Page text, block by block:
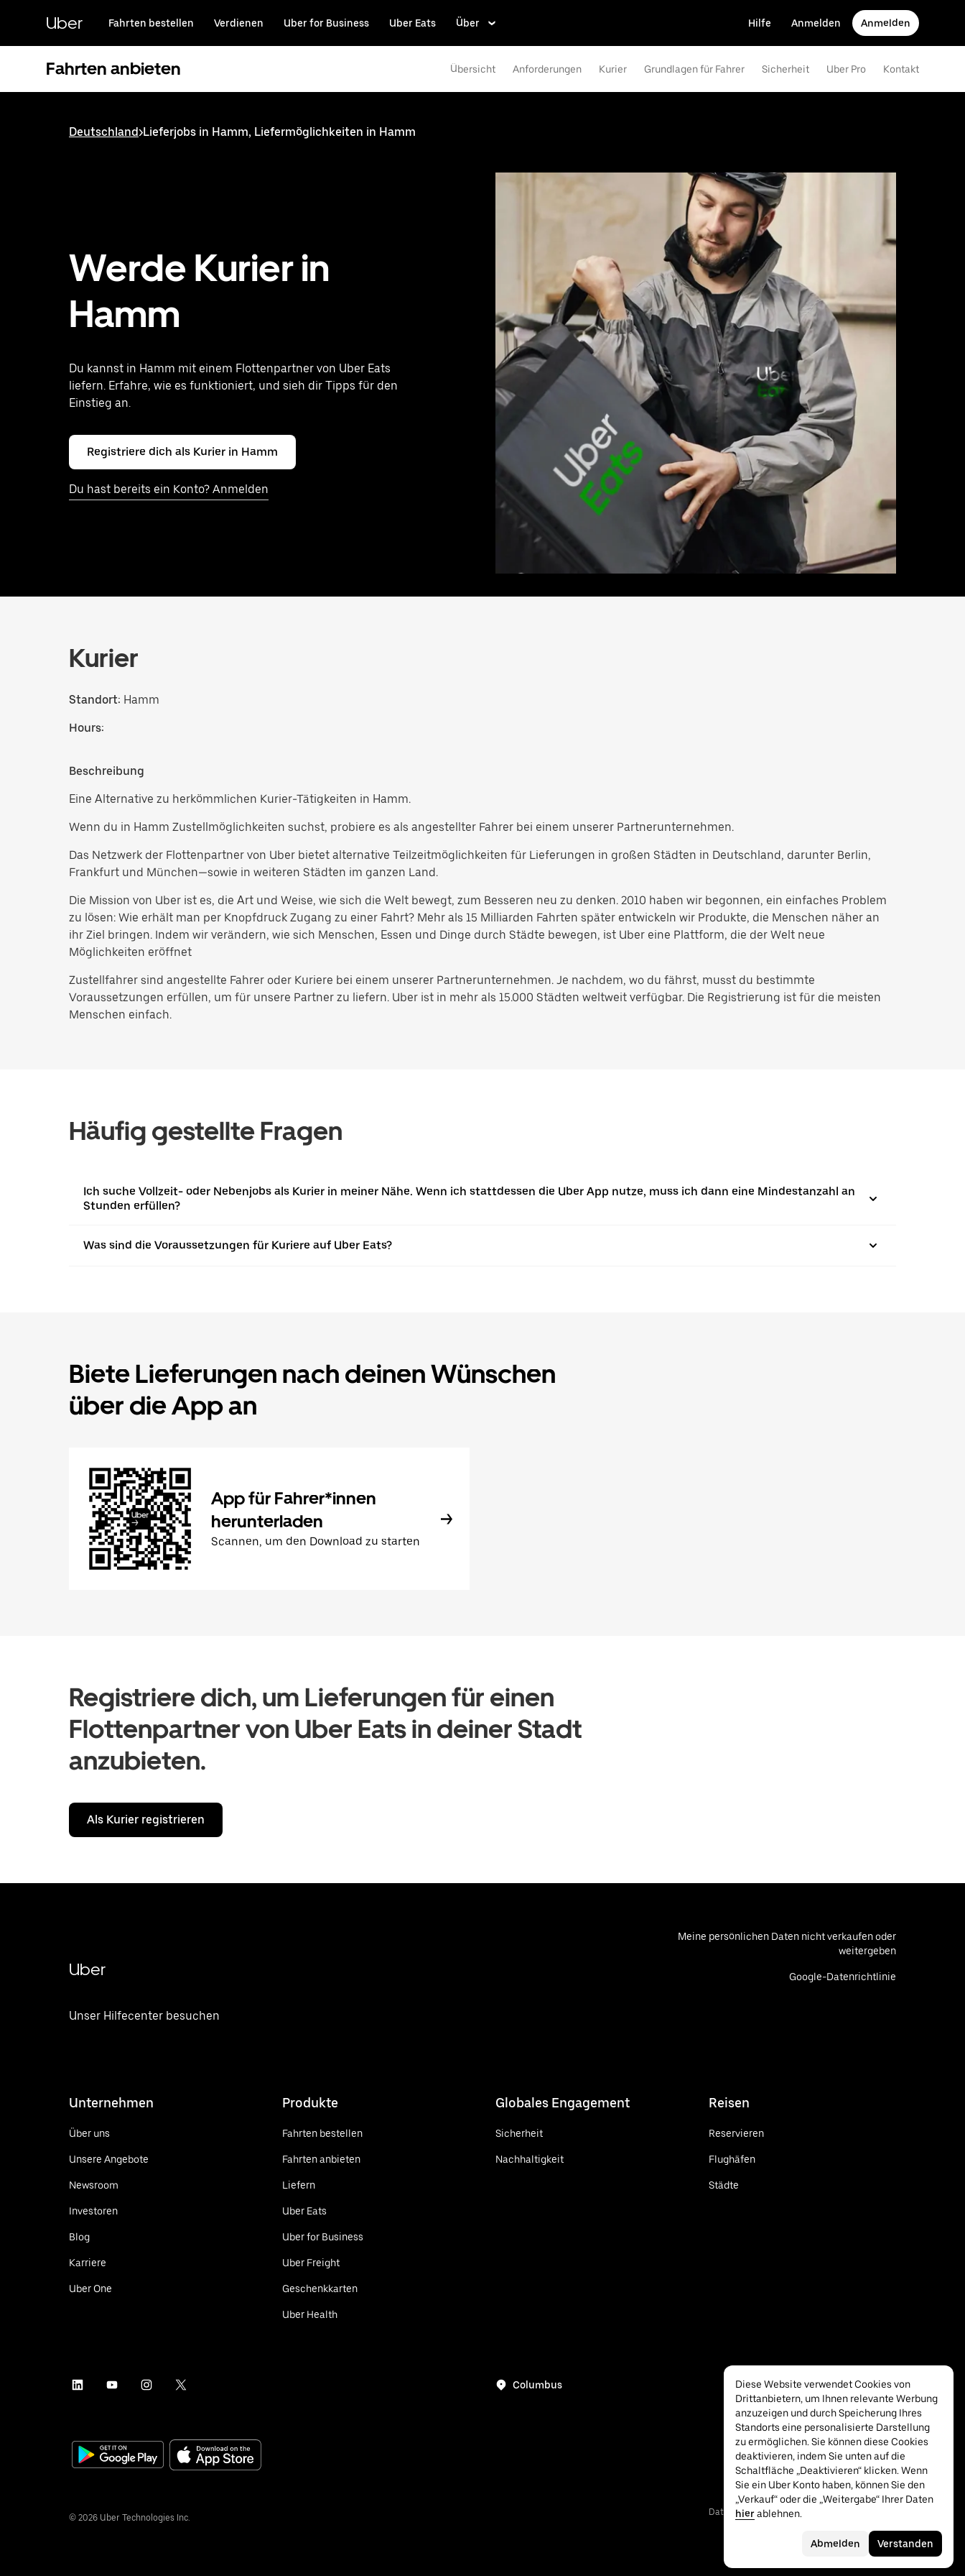
HauptinhaltUber Fahrten bestellen Verdienen Uber for Business Uber Eats Über Hilfe Anmelden Anmelden
Fahrten anbieten Übersicht Anforderungen Kurier Grundlagen für Fahrer Sicherheit Uber Pro Kontakt
Deutschland>Lieferjobs in Hamm, Liefermöglichkeiten in Hamm
Werde Kurier in
Hamm
Du kannst in Hamm mit einem Flottenpartner von Uber Eats
liefern. Erfahre, wie es funktioniert, und sieh dir Tipps für den
Einstieg an.
Registriere dich als Kurier in Hamm
Du hast bereits ein Konto? Anmelden
Kurier
Standort: Hamm
Hours:
Beschreibung
Eine Alternative zu herkömmlichen Kurier-Tätigkeiten in Hamm.
Wenn du in Hamm Zustellmöglichkeiten suchst, probiere es als angestellter Fahrer bei einem unserer Partnerunternehmen.
Das Netzwerk der Flottenpartner von Uber bietet alternative Teilzeitmöglichkeiten für Lieferungen in großen Städten in Deutschland, darunter Berlin,
Frankfurt und München—sowie in weiteren Städten im ganzen Land.
Die Mission von Uber ist es, die Art und Weise, wie sich die Welt bewegt, zum Besseren neu zu denken. 2010 haben wir begonnen, ein einfaches Problem
zu lösen: Wie erhält man per Knopfdruck Zugang zu einer Fahrt? Mehr als 15 Milliarden Fahrten später entwickeln wir Produkte, die Menschen näher an
ihr Ziel bringen. Indem wir verändern, wie sich Menschen, Essen und Dinge durch Städte bewegen, ist Uber eine Plattform, die der Welt neue
Möglichkeiten eröffnet
Zustellfahrer sind angestellte Fahrer oder Kuriere bei einem unserer Partnerunternehmen. Je nachdem, wo du fährst, musst du bestimmte
Voraussetzungen erfüllen, um für unsere Partner zu liefern. Uber ist in mehr als 15.000 Städten weltweit verfügbar. Die Registrierung ist für die meisten
Menschen einfach.
Häufig gestellte Fragen
Ich suche Vollzeit- oder Nebenjobs als Kurier in meiner Nähe. Wenn ich stattdessen die Uber App nutze, muss ich dann eine Mindestanzahl an
Stunden erfüllen?
Was sind die Voraussetzungen für Kuriere auf Uber Eats?
Biete Lieferungen nach deinen Wünschen
über die App an
App für Fahrer*innen
herunterladen
Scannen, um den Download zu starten
Registriere dich, um Lieferungen für einen
Flottenpartner von Uber Eats in deiner Stadt
anzubieten.
Als Kurier registrieren
Uber
Unser Hilfecenter besuchen
Meine persönlichen Daten nicht verkaufen oder
weitergeben
Google-Datenrichtlinie
Unternehmen
Über uns
Unsere Angebote
Newsroom
Investoren
Blog
Karriere
Uber One
Produkte
Fahrten bestellen
Fahrten anbieten
Liefern
Uber Eats
Uber for Business
Uber Freight
Geschenkkarten
Uber Health
Globales Engagement
Sicherheit
Nachhaltigkeit
Reisen
Reservieren
Flughäfen
Städte
Columbus
© 2026 Uber Technologies Inc.
Datenschutz Barrierefreiheit
Diese Website verwendet Cookies von
Drittanbietern, um Ihnen relevante Werbung
anzuzeigen und durch Speicherung Ihres
Standorts eine personalisierte Darstellung
zu ermöglichen. Sie können diese Cookies
deaktivieren, indem Sie unten auf die
Schaltfläche „Deaktivieren“ klicken. Wenn
Sie ein Uber Konto haben, können Sie den
„Verkauf“ oder die „Weitergabe“ Ihrer Daten
hierablehnen.
Abmelden Verstanden